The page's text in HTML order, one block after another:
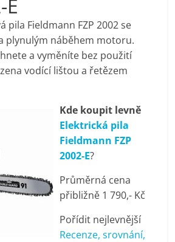
E
pila Fieldmann FZP 2002 se
plynulým náběhem motoru.
a vyměníte bez použití
vodící lištou a řetězem
Kde koupit levně
Elektrická pila
Fieldmann FZP
2002-E?
Průměrná cena
přibližně 1 790,- Kč
Pořídit nejlevnější
Recenze, srovnání,